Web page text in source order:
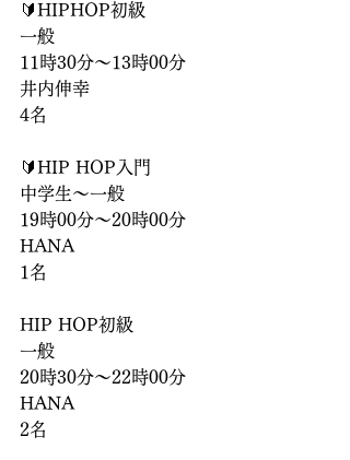
🔰HIPHOP初級
一般
11時30分〜13時00分
井内伸幸
4名
🔰HIP HOP入門
中学生〜一般
19時00分〜20時00分
HANA
1名
HIP HOP初級
一般
20時30分〜22時00分
HANA
2名